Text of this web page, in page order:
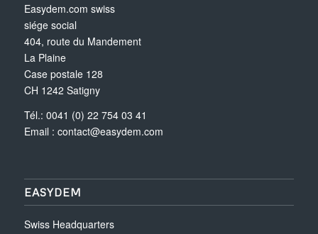
Easydem.com swiss
siége social
404, route du Mandement
La Plaine
Case postale 128
CH 1242 Satigny
Tél.: 0041 (0) 22 754 03 41
Email : contact@easydem.com
EASYDEM
Swiss Headquarters